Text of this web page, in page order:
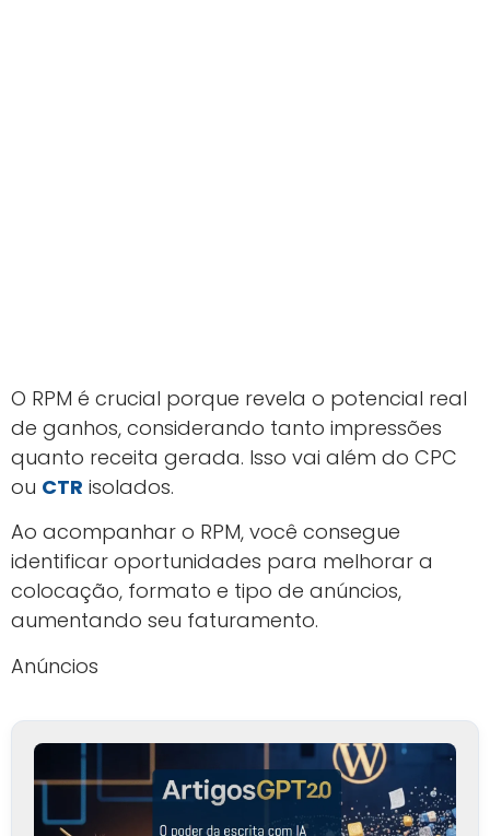
O RPM é crucial porque revela o potencial real
de ganhos, considerando tanto impressões
quanto receita gerada. Isso vai além do CPC
ou CTR isolados.
Ao acompanhar o RPM, você consegue
identificar oportunidades para melhorar a
colocação, formato e tipo de anúncios,
aumentando seu faturamento.
Anúncios